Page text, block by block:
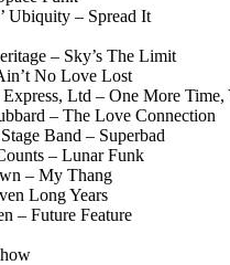
Ubiquity – Spread It
– Sky’s The Limit
No Love Lost
Ltd – One More Time,
– The Love Connection
Band – Superbad
– Lunar Funk
– My Thang
Long Years
– Future Feature